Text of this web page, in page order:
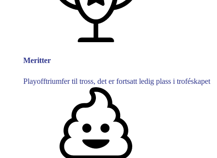
Meritter
Playofftriumfer til tross, det er fortsatt ledig plass i troféskapet